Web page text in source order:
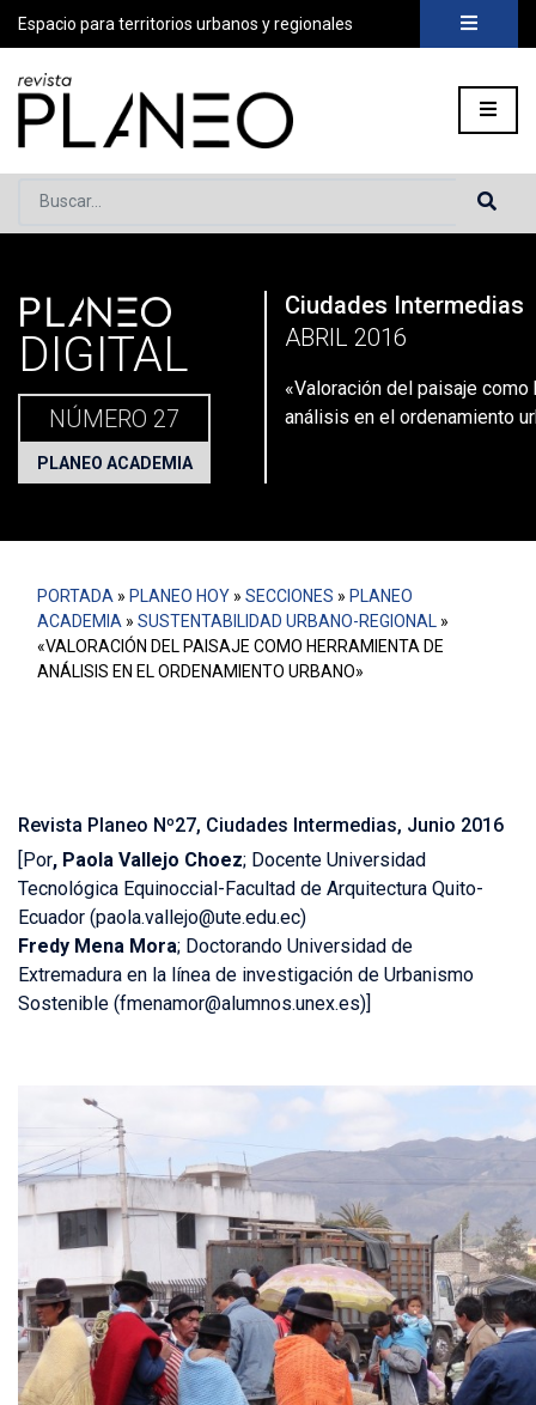
Espacio para territorios urbanos y regionales
Buscar...
Portada» Planeo Hoy Secciones»Planeo Academia»
PLANEO
DIGITAL
NÚMERO 27
PLANEO ACADEMIA
Ciudades Intermedias
ABRIL 2016
«Valoración del paisaje como
análisis en el ordenamiento
PORTADA » PLANEO HOY » SECCIONES » PLANEO
ACADEMIA » SUSTENTABILIDAD URBANO-REGIONAL »
«VALORACIÓN DEL PAISAJE COMO HERRAMIENTA DE
ANÁLISIS EN EL ORDENAMIENTO URBANO»
Revista Planeo Nº27, Ciudades Intermedias, Junio 2016
[Por, Paola Vallejo Choez; Docente Universidad
Tecnológica Equinoccial-Facultad de Arquitectura Quito-
Ecuador (paola.vallejo@ute.edu.ec)
Fredy Mena Mora; Doctorando Universidad de
Extremadura en la línea de investigación de Urbanismo
Sostenible (fmenamor@alumnos.unex.es)]